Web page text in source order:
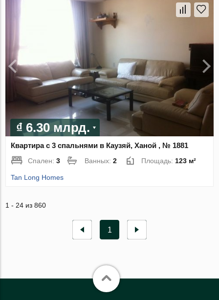
₫ 6.30 млрд.
Квартира с 3 спальнями в Каузяй, Ханой , № 1881
Спален:3 Ванных:2 Площадь: 123 м²
Tan Long Homes
1 - 24 из 860
1